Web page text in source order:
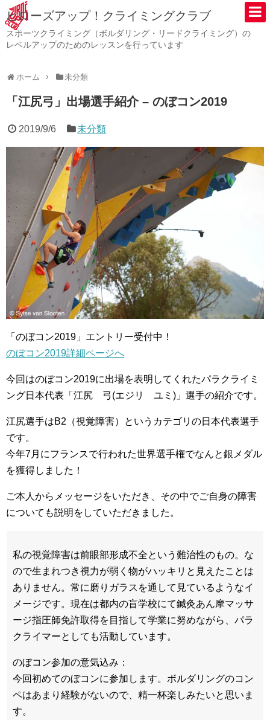
ヒローズアップ！クライミングクラブ
スポーツクライミング（ボルダリング・リードクライミング）の
レベルアップのためのレッスンを行っています
ホーム 未分類
「江尻弓」出場選手紹介 – のぼコン2019
2019/9/6 未分類
「のぼコン2019」エントリー受付中！
のぼコン2019詳細ページへ
今回はのぼコン2019に出場を表明してくれたパラクライミ
ング日本代表「江尻 弓(エジリ ユミ)」選手の紹介です。
江尻選手はB2（視覚障害）というカテゴリの日本代表選手
です。
今年7月にフランスで行われた世界選手権でなんと銀メダル
を獲得しました！
ご本人からメッセージをいただき、その中でご自身の障害
についても説明をしていただきました。
私の視覚障害は前眼部形成不全という難治性のもの。な
ので生まれつき視力が弱く物がハッキリと見えたことは
ありません。常に磨りガラスを通して見ているようなイ
メージです。現在は都内の盲学校にて鍼灸あん摩マッサ
ージ指圧師免許取得を目指して学業に努めながら、パラ
クライマーとしても活動しています。
のぼコン参加の意気込み：
今回初めてのぼコンに参加します。ボルダリングのコン
ペはあまり経験がないので、精一杯楽しみたいと思いま
す。